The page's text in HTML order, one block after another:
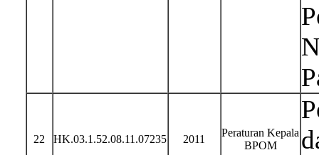
22 HK.03.1.52.08.11.07235 2011
Peraturan Kepala
BPOM